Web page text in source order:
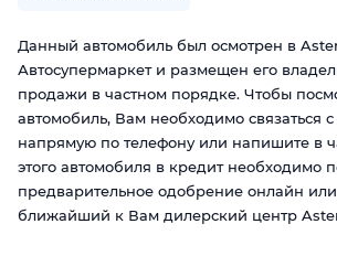
Данный автомобиль был осмотрен в
Автосупермаркет и размещен его
продажи в частном порядке. Чтобы
автомобиль, Вам необходимо связаться
напрямую по телефону или напишите в
этого автомобиля в кредит необходимо
предварительное одобрение онлайн
ближайший к Вам дилерский центр